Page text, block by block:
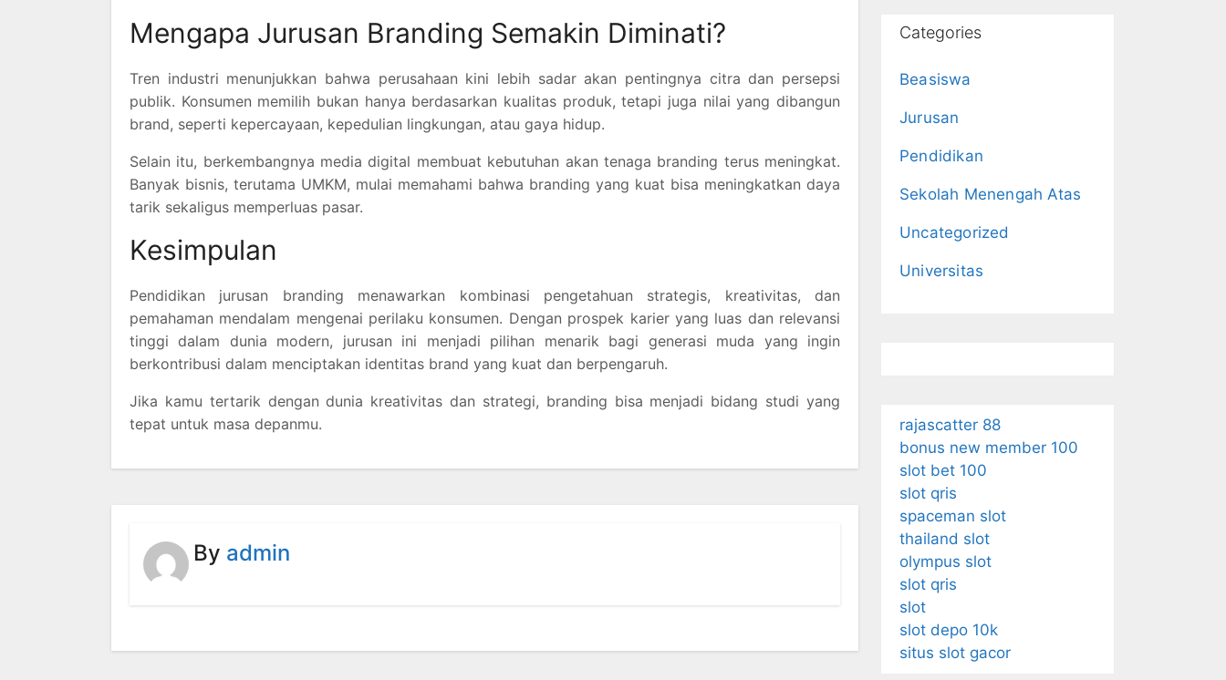
Mengapa Jurusan Branding Semakin Diminati?
Tren industri menunjukkan bahwa perusahaan kini lebih sadar akan pentingnya citra dan persepsi
publik. Konsumen memilih bukan hanya berdasarkan kualitas produk, tetapi juga nilai yang dibangun
brand, seperti kepercayaan, kepedulian lingkungan, atau gaya hidup.
Selain itu, berkembangnya media digital membuat kebutuhan akan tenaga branding terus meningkat.
Banyak bisnis, terutama UMKM, mulai memahami bahwa branding yang kuat bisa meningkatkan daya
tarik sekaligus memperluas pasar.
Kesimpulan
Pendidikan jurusan branding menawarkan kombinasi pengetahuan strategis, kreativitas, dan
pemahaman mendalam mengenai perilaku konsumen. Dengan prospek karier yang luas dan relevansi
tinggi dalam dunia modern, jurusan ini menjadi pilihan menarik bagi generasi muda yang ingin
berkontribusi dalam menciptakan identitas brand yang kuat dan berpengaruh.
Jika kamu tertarik dengan dunia kreativitas dan strategi, branding bisa menjadi bidang studi yang
tepat untuk masa depanmu.
By admin
Categories
Beasiswa
Jurusan
Pendidikan
Sekolah Menengah Atas
Uncategorized
Universitas
rajascatter 88
bonus new member 100
slot bet 100
slot qris
spaceman slot
thailand slot
olympus slot
slot qris
slot
slot depo 10k
situs slot gacor